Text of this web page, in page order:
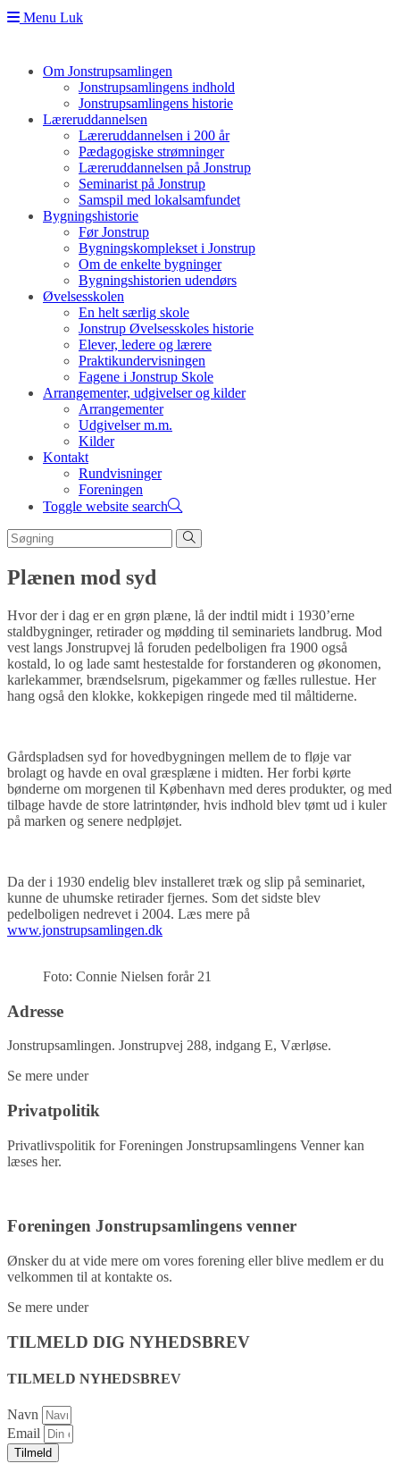
Menu Luk
Om Jonstrupsamlingen
Jonstrupsamlingens indhold
Jonstrupsamlingens historie
Læreruddannelsen
Læreruddannelsen i 200 år
Pædagogiske strømninger
Læreruddannelsen på Jonstrup
Seminarist på Jonstrup
Samspil med lokalsamfundet
Bygningshistorie
Før Jonstrup
Bygningskomplekset i Jonstrup
Om de enkelte bygninger
Bygningshistorien udendørs
Øvelsesskolen
En helt særlig skole
Jonstrup Øvelsesskoles historie
Elever, ledere og lærere
Praktikundervisningen
Fagene i Jonstrup Skole
Arrangementer, udgivelser og kilder
Arrangementer
Udgivelser m.m.
Kilder
Kontakt
Rundvisninger
Foreningen
Toggle website search
Plænen mod syd
Hvor der i dag er en grøn plæne, lå der indtil midt i 1930’erne
staldbygninger, retirader og mødding til seminariets landbrug. Mod
vest langs Jonstrupvej lå foruden pedelboligen fra 1900 også
kostald, lo og lade samt hestestalde for forstanderen og økonomen,
karlekammer, brændselsrum, pigekammer og fælles rullestue. Her
hang også den klokke, kokkepigen ringede med til måltiderne.
Gårdspladsen syd for hovedbygningen mellem de to fløje var
brolagt og havde en oval græsplæne i midten. Her forbi kørte
bønderne om morgenen til København med deres produkter, og med
tilbage havde de store latrintønder, hvis indhold blev tømt ud i kuler
på marken og senere nedpløjet.
Da der i 1930 endelig blev installeret træk og slip på seminariet,
kunne de uhumske retirader fjernes. Som det sidste blev
pedelboligen nedrevet i 2004. Læs mere på
www.jonstrupsamlingen.dk
Foto: Connie Nielsen forår 21
Adresse
Jonstrupsamlingen. Jonstrupvej 288, indgang E, Værløse.
Se mere under
Privatpolitik
Privatlivspolitik for Foreningen Jonstrupsamlingens Venner kan
læses her.
Foreningen Jonstrupsamlingens venner
Ønsker du at vide mere om vores forening eller blive medlem er du
velkommen til at kontakte os.
Se mere under
TILMELD DIG NYHEDSBREV
TILMELD NYHEDSBREV
Navn
Email
Tilmeld